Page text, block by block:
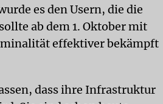
es den Usern, die die
ab dem 1. Oktober mit
effektiver bekämpft
dass ihre Infrastruktur